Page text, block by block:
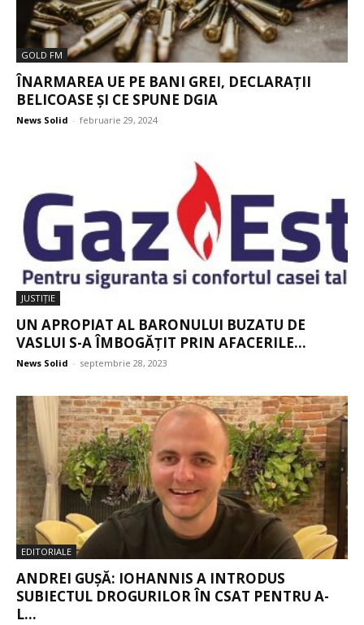
GOLD FM
ÎNARMAREA UE PE BANI GREI, DECLARAȚII
BELICOASE ȘI CE SPUNE DGIA
News Solid - februarie 29, 2024
JUSTIŢIE
UN APROPIAT AL BARONULUI BUZATU DE
VASLUI S-A ÎMBOGĂȚIT PRIN AFACERILE...
News Solid - septembrie 28, 2023
EDITORIALE
ANDREI GUȘĂ: IOHANNIS A INTRODUS
SUBIECTUL DROGURILOR ÎN CSAT PENTRU A-
L...